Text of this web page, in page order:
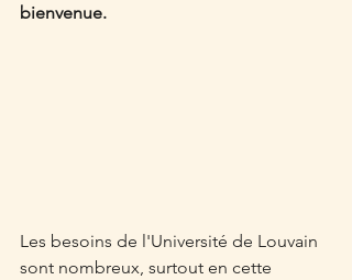
bienvenue.
Les besoins de l'Université de Louvain
sont nombreux, surtout en cette